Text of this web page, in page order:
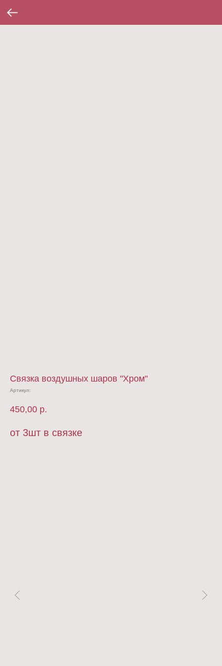
Связка воздушных шаров "Хром"
Артикул:
450,00 р.
от 3шт в связке